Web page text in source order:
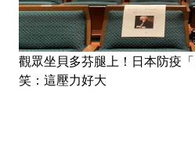
觀眾坐貝多芬腿上！日本防疫
笑：這壓力好大